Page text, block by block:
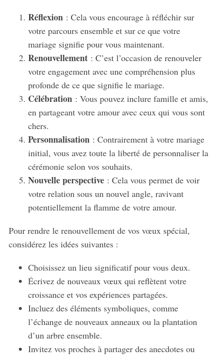
Réflexion : Cela vous encourage à réfléchir sur
votre parcours ensemble et sur ce que votre
mariage signifie pour vous maintenant.
Renouvellement: C’est l’occasion de renouveler
votre engagement avec une compréhension plus
profonde de ce que signifie le mariage.
Célébration : Vous pouvez inclure famille et amis,
en partageant votre amour avec ceux qui vous sont
chers.
Personnalisation : Contrairement à votre mariage
initial, vous avez toute la liberté de personnaliser la
cérémonie selon vos souhaits.
Nouvelle perspective: Cela vous permet de voir
votre relation sous un nouvel angle, ravivant
potentiellement la flamme de votre amour.
Pour rendre le renouvellement de vos vœux spécial,
considérez les idées suivantes :
Choisissez un lieu significatif pour vous deux.
Écrivez de nouveaux vœux qui reflètent votre
croissance et vos expériences partagées.
Incluez des éléments symboliques, comme
l’échange de nouveaux anneaux ou la plantation
d’un arbre ensemble.
Invitez vos proches à partager des anecdotes ou
S
e
a
f
o
: